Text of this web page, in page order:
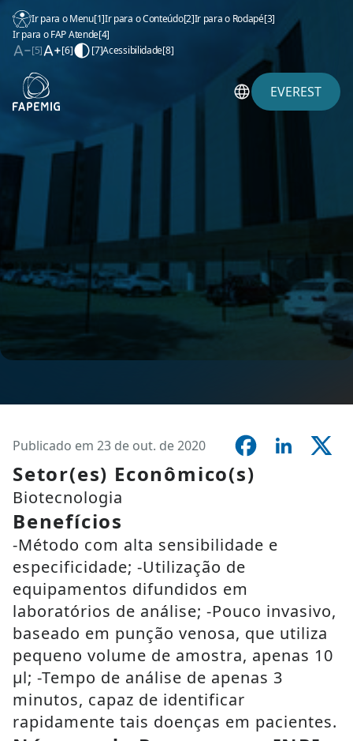
Ir para o Menu[1]Ir para o Conteúdo[2]Ir para o Rodapé[3]
Ir para o FAP Atende[4]
[5]
[6] [7]Acessibilidade[8]
EVEREST
Publicado em 23 de out. de 2020
Setor(es) Econômico(s)
Biotecnologia
Benefícios
-Método com alta sensibilidade e
especificidade; -Utilização de
equipamentos difundidos em
laboratórios de análise; -Pouco invasivo,
baseado em punção venosa, que utiliza
pequeno volume de amostra, apenas 10
µl; -Tempo de análise de apenas 3
minutos, capaz de identificar
rapidamente tais doenças em pacientes.